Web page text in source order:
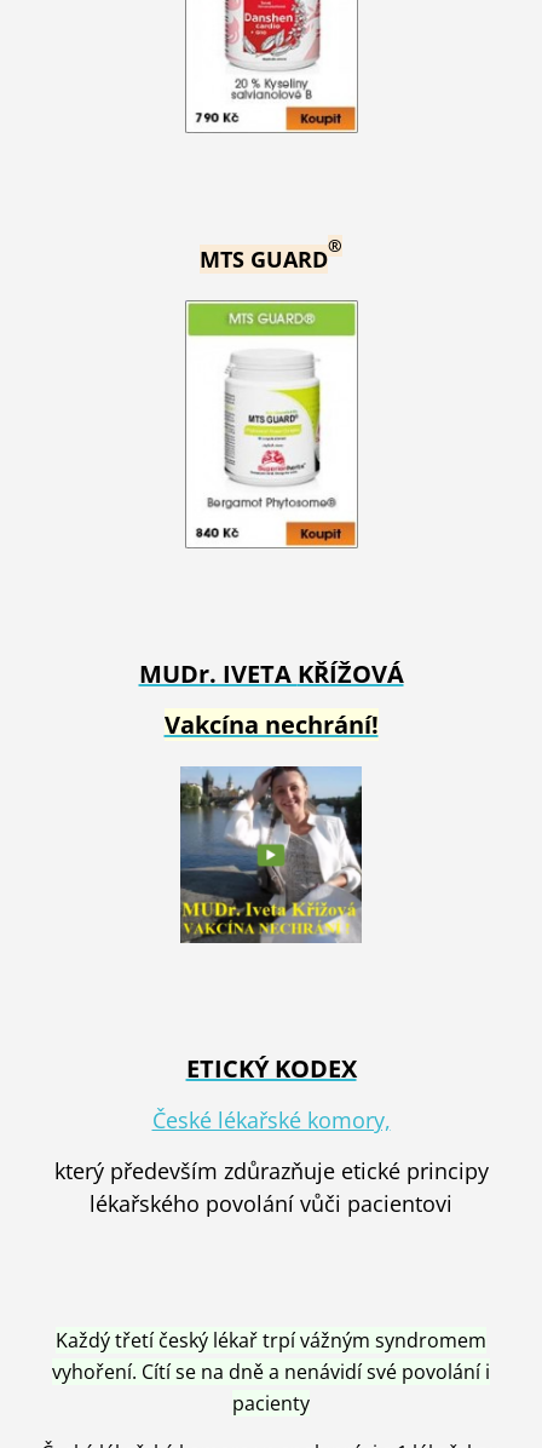
MTS GUARD®
MUDr. IVETA KŘÍŽOVÁ
Vakcína nechrání!
ETICKÝ KODEX
České lékařské komory,
který především zdůrazňuje etické principy
lékařského povolání vůči pacientovi
Každý třetí český lékař trpí vážným syndromem
vyhoření. Cítí se na dně a nenávidí své povolání i
pacienty